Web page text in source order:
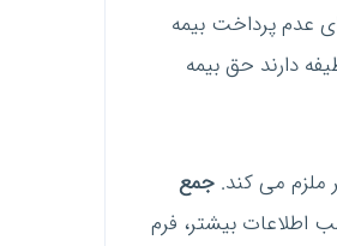
عدم پرداخت بیمه
147 قانون کار تمامی کارفرمایان وظیفه دارند حق بیمه
ملزم می کند. جمع
اطلاعات بیشتر، فرم